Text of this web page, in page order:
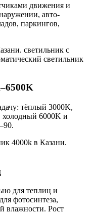
движения и
авто-
паркингов,
светильник с
светильник
тёплый 3000K,
холодный 6000K и
4000k в Казани.
для теплиц и
фотосинтеза,
влажности. Рост